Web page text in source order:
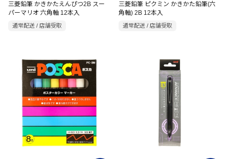
三菱鉛筆 かきかたえんぴつ2B スー
パーマリオ 六角軸 12本入
通常配送 / 店舗受取
三菱鉛筆 ピクミン かきかた鉛筆(六
角軸) 2B 12本入
通常配送 / 店舗受取